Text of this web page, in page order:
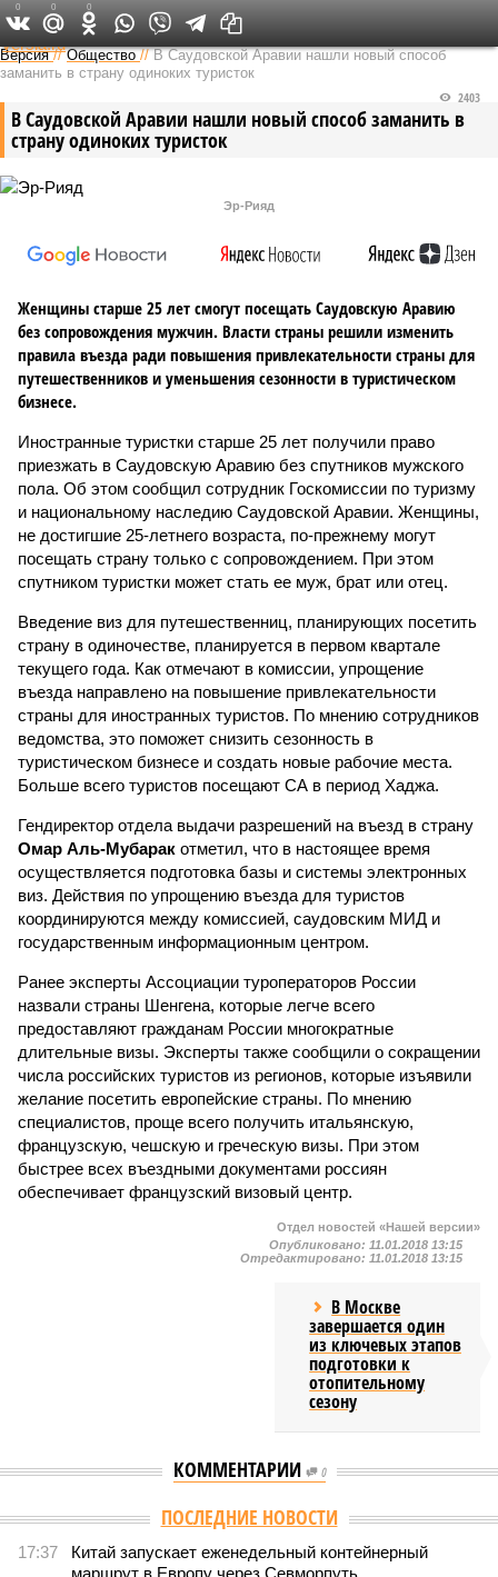
Федеральный выпуск
Версия //Общество //В Саудовской Аравии нашли новый способ
заманить в страну одиноких туристок
В Саудовской Аравии нашли новый способ заманить в
страну одиноких туристок
2403
Эр-Рияд
Женщины старше 25 лет смогут посещать Саудовскую Аравию
без сопровождения мужчин. Власти страны решили изменить
правила въезда ради повышения привлекательности страны для
путешественников и уменьшения сезонности в туристическом
бизнесе.
Иностранные туристки старше 25 лет получили право
приезжать в Саудовскую Аравию без спутников мужского
пола. Об этом сообщил сотрудник Госкомиссии по туризму
и национальному наследию Саудовской Аравии. Женщины,
не достигшие 25-летнего возраста, по-прежнему могут
посещать страну только с сопровождением. При этом
спутником туристки может стать ее муж, брат или отец.
Введение виз для путешественниц, планирующих посетить
страну в одиночестве, планируется в первом квартале
текущего года. Как отмечают в комиссии, упрощение
въезда направлено на повышение привлекательности
страны для иностранных туристов. По мнению сотрудников
ведомства, это поможет снизить сезонность в
туристическом бизнесе и создать новые рабочие места.
Больше всего туристов посещают СА в период Хаджа.
Гендиректор отдела выдачи разрешений на въезд в страну
Омар Аль-Мубарак отметил, что в настоящее время
осуществляется подготовка базы и системы электронных
виз. Действия по упрощению въезда для туристов
координируются между комиссией, саудовским МИД и
государственным информационным центром.
Ранее эксперты Ассоциации туроператоров России
назвали страны Шенгена, которые легче всего
предоставляют гражданам России многократные
длительные визы. Эксперты также сообщили о сокращении
числа российских туристов из регионов, которые изъявили
желание посетить европейские страны. По мнению
специалистов, проще всего получить итальянскую,
французскую, чешскую и греческую визы. При этом
быстрее всех въездными документами россиян
обеспечивает французский визовый центр.
0 0 0
Отдел новостей «Нашей версии»
Опубликовано: 11.01.2018 13:15
Отредактировано: 11.01.2018 13:15
В Москве
завершается один
из ключевых этапов
подготовки к
отопительному
сезону
КОММЕНТАРИИ 0
Версия //Общество //
Земля уже не раз показывала человечеству свой
крутой нрав – когда покажет снова?